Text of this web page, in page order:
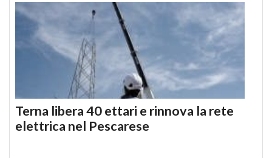
Terna libera 40 ettari e rinnova la rete
elettrica nel Pescarese